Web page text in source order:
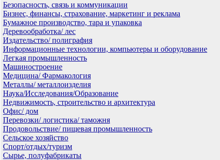
Безопасность, связь и коммуникации
Бизнес, финансы, страхование, маркетинг и реклама
Бумажное производство, тара и упаковка
Деревообработка/ лес
Издательство/ полиграфия
Информационные технологии, компьютеры и оборудование
Легкая промышленность
Машиностроение
Медицина/ Фармакология
Металлы/ металлоизделия
Наука/Исследования/Образование
Недвижимость, строительство и архитектура
Офис/ дом
Перевозки/ логистика/ таможня
Продовольствие/ пищевая промышленность
Сельское хозяйство
Спорт/отдых/туризм
Сырье, полуфабрикаты